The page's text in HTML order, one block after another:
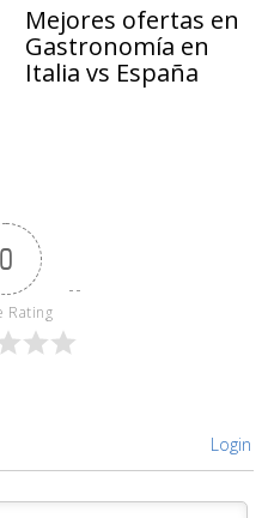
Mejores ofertas en
Gastronomía en
Italia vs España
0
Rating
Login